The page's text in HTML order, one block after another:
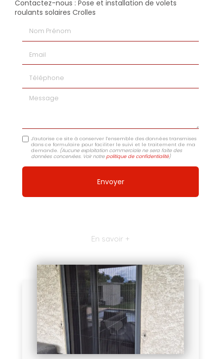
Contactez-nous : Pose et installation de volets
roulants solaires Crolles
Message
J'autorise ce site à conserver l'ensemble des données transmises
dans ce formulaire pour faciliter le suivi et le traitement de ma
demande. (Aucune exploitation commerciale ne sera faite des
données concervées. Voir notrepolitique de confidentialité)
En savoir +